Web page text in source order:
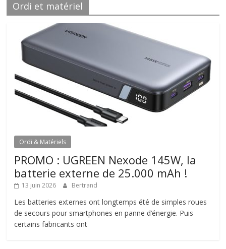
Ordi et matériel
Ordi & Matériels
PROMO : UGREEN Nexode 145W, la
batterie externe de 25.000 mAh !
13 juin 2026 Bertrand
Les batteries externes ont longtemps été de simples roues
de secours pour smartphones en panne d’énergie. Puis
certains fabricants ont